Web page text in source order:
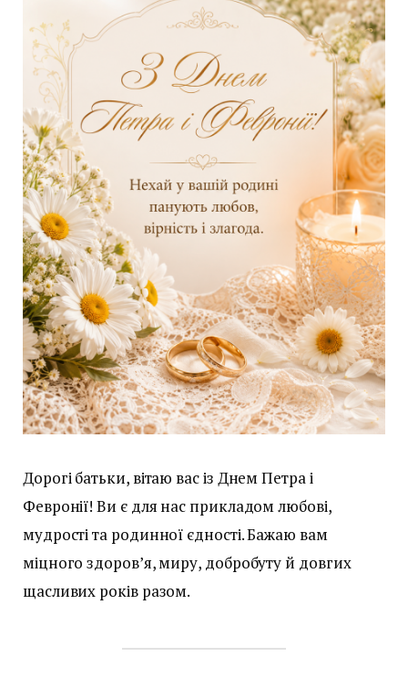
Дорогі батьки, вітаю вас із Днем Петра і
Февронії! Ви є для нас прикладом любові,
мудрості та родинної єдності. Бажаю вам
міцного здоров’я, миру, добробуту й довгих
щасливих років разом.